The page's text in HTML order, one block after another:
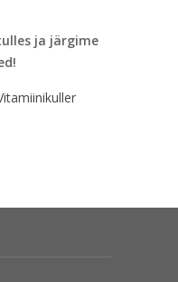
ja järgime